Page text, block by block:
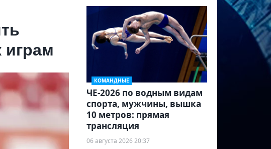
играм
КОМАНДНЫЕ
ЧЕ-2026 по водным видам
спорта, мужчины, вышка
10 метров: прямая
трансляция
06 августа 2026 20:37